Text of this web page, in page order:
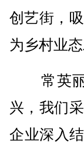
创艺街，
为乡村业
常英丽
兴，我们
企业深入